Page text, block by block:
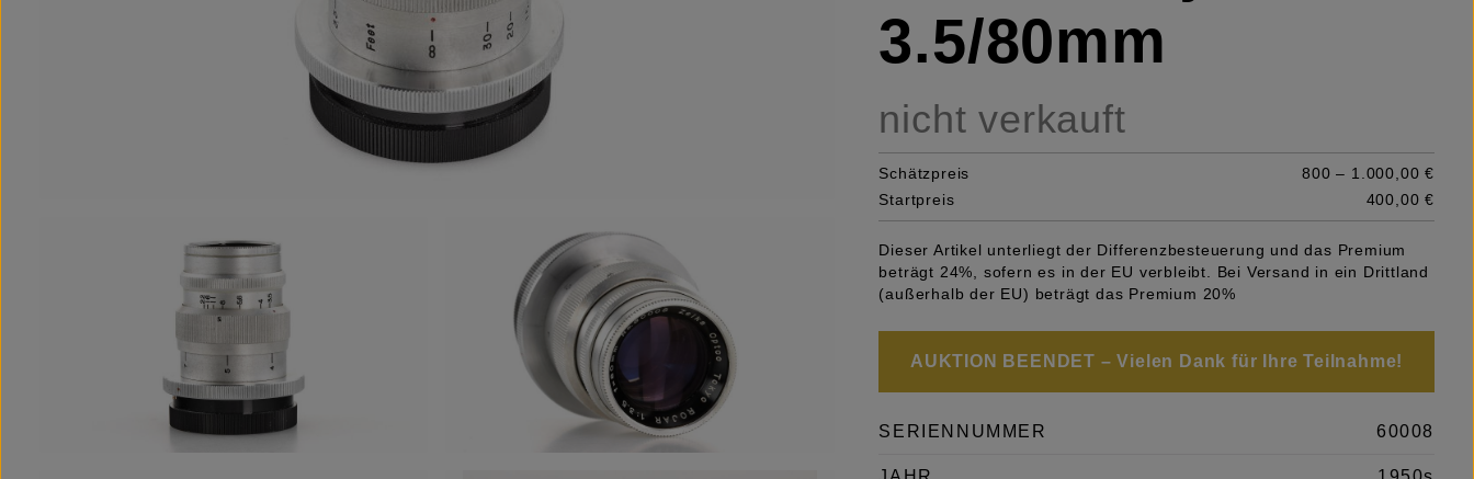
3.5/80mm
nicht verkauft
Schätzpreis
800 – 1.000,00 €
Startpreis
400,00 €
Dieser Artikel unterliegt der Differenzbesteuerung und das Premium
beträgt 24%, sofern es in der EU verbleibt. Bei Versand in ein Drittland
(außerhalb der EU) beträgt das Premium 20%
AUKTION BEENDET – Vielen Dank für Ihre Teilnahme!
SERIENNUMMER 60008